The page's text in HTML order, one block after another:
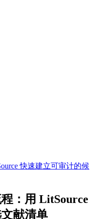
快速建立可审计的候
：用 LitSource
献清单